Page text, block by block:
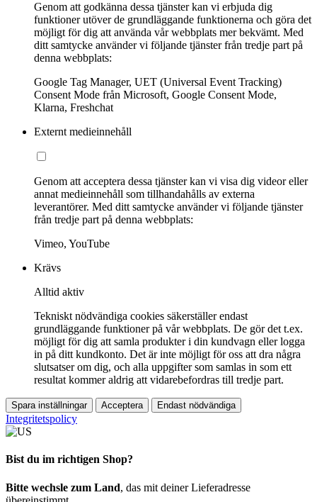
Genom att godkänna dessa tjänster kan vi erbjuda dig
funktioner utöver de grundläggande funktionerna och göra det
möjligt för dig att använda vår webbplats mer bekvämt. Med
ditt samtycke använder vi följande tjänster från tredje part på
denna webbplats:
Google Tag Manager, UET (Universal Event Tracking)
Consent Mode från Microsoft, Google Consent Mode,
Klarna, Freshchat
Externt medieinnehåll
Genom att acceptera dessa tjänster kan vi visa dig videor eller
annat medieinnehåll som tillhandahålls av externa
leverantörer. Med ditt samtycke använder vi följande tjänster
från tredje part på denna webbplats:
Vimeo, YouTube
Krävs
Alltid aktiv
Tekniskt nödvändiga cookies säkerställer endast
grundläggande funktioner på vår webbplats. De gör det t.ex.
möjligt för dig att samla produkter i din kundvagn eller logga
in på ditt kundkonto. Det är inte möjligt för oss att dra några
slutsatser om dig, och alla uppgifter som samlas in som ett
resultat kommer aldrig att vidarebefordras till tredje part.
Spara inställningar Acceptera Endast nödvändiga
Integritetspolicy
Bist du im richtigen Shop?
Bitte wechsle zum Land, das mit deiner Lieferadresse